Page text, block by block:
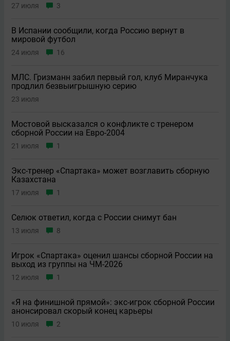
27 июля 3
В Испании сообщили, когда Россию вернут в
мировой футбол
24 июля 16
МЛС. Гризманн забил первый гол, клуб Миранчука
продлил безвыигрышную серию
23 июля
Мостовой высказался о конфликте с тренером
сборной России на Евро-2004
21 июля 1
Экс-тренер «Спартака» может возглавить сборную
Казахстана
17 июля 1
Селюк ответил, когда с России снимут бан
13 июля 8
Игрок «Спартака» оценил шансы сборной России на
выход из группы на ЧМ-2026
12 июля 1
«Я на финишной прямой»: экс-игрок сборной России
анонсировал скорый конец карьеры
10 июля 2